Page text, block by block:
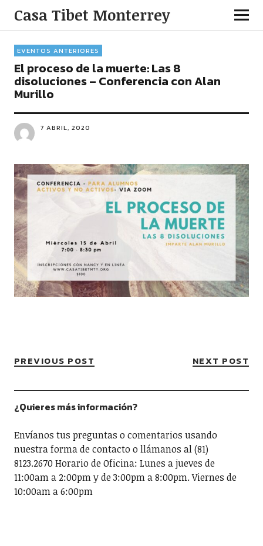
Casa Tibet Monterrey
EVENTOS ANTERIORES
El proceso de la muerte: Las 8
disoluciones – Conferencia con Alan
Murillo
7 ABRIL, 2020
PREVIOUS POST NEXT POST
¿Quieres más información?
Envíanos tus preguntas o comentarios usando
nuestra forma de contacto o llámanos al (81)
8123.2670 Horario de Oficina: Lunes a jueves de
11:00am a 2:00pm y de 3:00pm a 8:00pm. Viernes de
10:00am a 6:00pm